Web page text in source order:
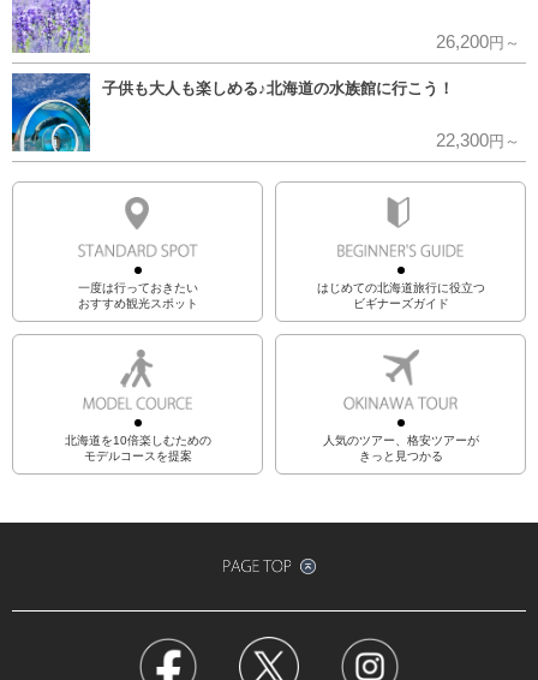
26,200円～
子供も大人も楽しめる♪北海道の水族館に行こう！
22,300円～
一度は行っておきたい
おすすめ観光スポット
はじめての北海道旅行に役立つ
ビギナーズガイド
北海道を10倍楽しむための
モデルコースを提案
人気のツアー、格安ツアーが
きっと見つかる